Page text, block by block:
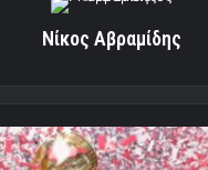
Νίκος Αβραμίδης